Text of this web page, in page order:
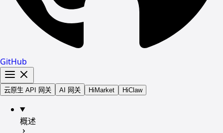
GitHub
云原生 API 网关 AI 网关 HiMarket HiClaw
概述